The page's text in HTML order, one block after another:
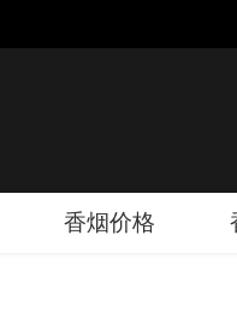
香烟价格